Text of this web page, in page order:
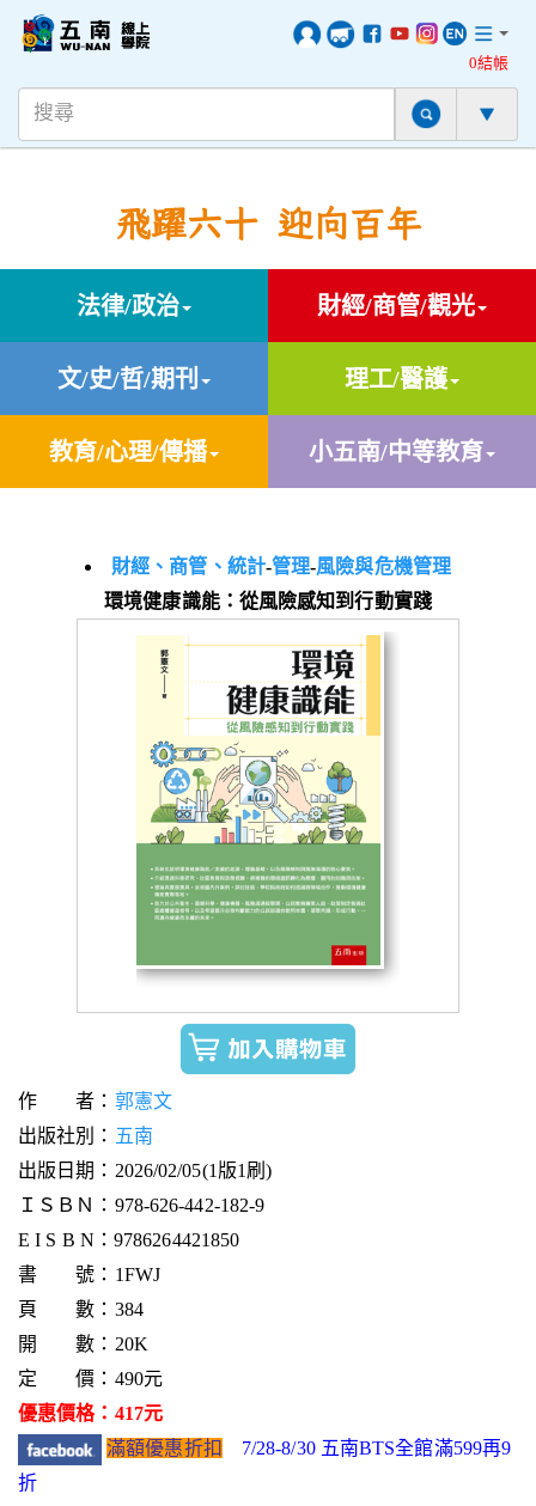
0結帳
飛躍六十 迎向百年
法律/政治 財經/商管/觀光
文/史/哲/期刊 理工/醫護
教育/心理/傳播 小五南/中等教育
財經、商管、統計-管理-風險與危機管理
環境健康識能：從風險感知到行動實踐
作 者： 郭憲文
出版社別： 五南
出版日期：2026/02/05(1版1刷)
ＩＳＢＮ：978-626-442-182-9
E I S B N：9786264421850
書 號：1FWJ
頁 數：384
開 數：20K
定 價：490元
優惠價格：417元
滿額優惠折扣
7/28-8/30 五南BTS全館滿599再9
折